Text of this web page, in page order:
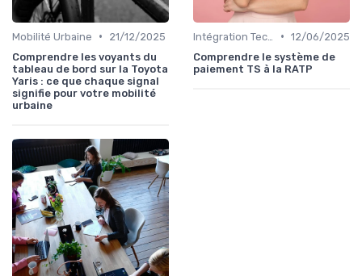
Mobilité Urbaine •
21/12/2025
Comprendre les voyants du
tableau de bord sur la Toyota
Yaris : ce que chaque signal
signifie pour votre mobilité
urbaine
• 12/06/2025
Comprendre le système de
paiement TS à la RATP